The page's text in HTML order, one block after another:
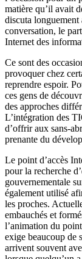
matière qu’il avait
discuta
conversation, le
Internet des
Ce sont des
provoquer chez
reprendre espoir.
ces gens de
des approches
L’intégration des
d’offrir aux sans-
prenante du
Le point d’accès
pour la recherche
gouvernementale
également utilisé
les proches.
embauchés et
l’animation du
exige beaucoup de
arrivent souvent